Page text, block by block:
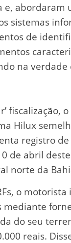
e, abordaram
sistemas
de
na
fiscalização,
Hilux
registro
de abril
norte da
o
mediante
do seu
reais.